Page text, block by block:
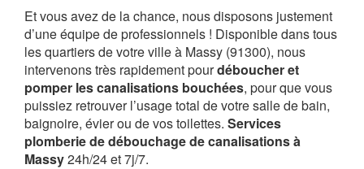
Et vous avez de la chance, nous disposons justement
d’une équipe de professionnels ! Disponible dans tous
les quartiers de votre ville à Massy (91300), nous
intervenons très rapidement pourdéboucher et
pomper les canalisations bouchées, pour que vous
puissiez retrouver l’usage total de votre salle de bain,
baignoire, évier ou de vos toilettes. Services
plomberie de débouchage de canalisations à
Massy24h/24 et 7j/7.